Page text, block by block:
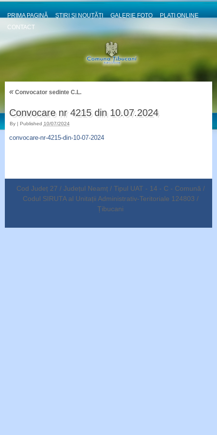
PRIMA PAGINĂ ȘTIRI ȘI NOUȚĂȚI GALERIE FOTO
PLATI ONLINE
CONTACT
«Convocator sedinte C.L.
Convocare nr 4215 din 10.07.2024
By | Published 10/07/2024
convocare-nr-4215-din-10-07-2024
Cod Județ 27 / Județul Neamț / Tipul UAT - 14 - C - Comună /
Codul SIRUTA al Unitații Administrativ-Teritoriale 124803 /
Țibucani